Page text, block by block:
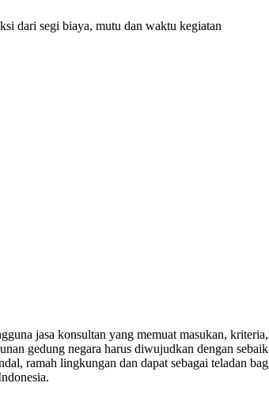
dari segi biaya, mutu dan waktu kegiatan
jasa konsultan yang memuat masukan, kriteria,
gedung negara harus diwujudkan dengan
ramah lingkungan dan dapat sebagai teladan